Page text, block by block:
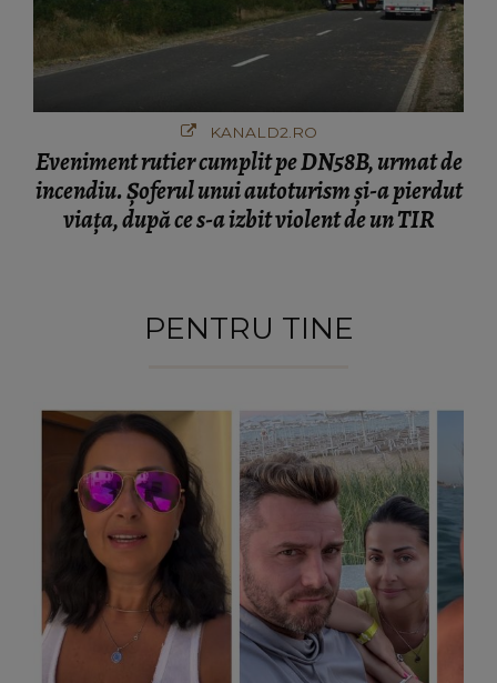
KANALD2.RO
Eveniment rutier cumplit pe DN58B, urmat de
incendiu. Șoferul unui autoturism și-a pierdut
viața, după ce s-a izbit violent de un TIR
PENTRU TINE